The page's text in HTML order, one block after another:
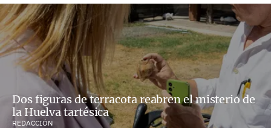
Dos figuras de terracota reabren el misterio de
la Huelva tartésica
REDACCIÓN